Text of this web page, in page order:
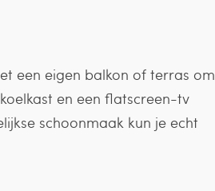
een eigen balkon of terras om
en een flatscreen-tv
schoonmaak kun je echt